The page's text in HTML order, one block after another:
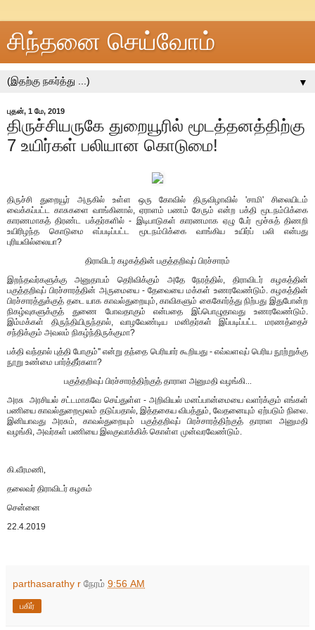
சிந்தனை செய்வோம்
▼
புதன், 1 மே, 2019
திருச்சியருகே துறையூரில் மூடத்தனத்திற்கு
7 உயிர்கள் பலியான கொடுமை!
திருச்சி துறையூர் அருகில் உள்ள ஒரு கோவில் திருவிழாவில் 'சாமி' சிலையிடம்
வைக்கப்பட்ட காசுகளை வாங்கினால், ஏராளம் பணம் சேரும் என்ற பக்தி மூடநம்பிக்கை
காரணமாகத் திரண்ட பக்தர்களில் - இடிபாடுகள் காரணமாக ஏழு பேர் மூச்சுத் திணறி
உயிரிழந்த கொடுமை எப்படிப்பட்ட மூடநம்பிக்கை வாங்கிய உயிர்ப் பலி என்பது
புரியவில்லையா?
திராவிடர் கழகத்தின் பகுத்தறிவுப் பிரச்சாரம்
இறந்தவர்களுக்கு அனுதாபம் தெரிவிக்கும் அதே நேரத்தில், திராவிடர் கழகத்தின்
பகுத்தறிவுப் பிரச்சாரத்தின் அருமையை - தேவையை மக்கள் உணரவேண்டும். கழகத்தின்
பிரச்சாரத்துக்குத் தடை யாக காவல்துறையும், காவிகளும் கைகோர்த்து நிற்பது இதுபோன்ற
நிகழ்வுகளுக்குத் துணை போவதாகும் என்பதை இப்பொழுதாவது உணரவேண்டும்.
இம்மக்கள் திருந்தியிருந்தால், வாழவேண்டிய மனிதர்கள் இப்படிப்பட்ட மரணத்தைச்
சந்திக்கும் அவலம் நிகழ்ந்திருக்குமா?
பக்தி வந்தால் புத்தி போகும்'' என்று தந்தை பெரியார் கூறியது - எவ்வளவுப் பெரிய நூற்றுக்கு
நூறு உண்மை பார்த்தீர்களா?
பகுத்தறிவுப் பிரச்சாரத்திற்குத் தாராள அனுமதி வழங்கி...
அரசு அரசியல் சட்டமாகவே செய்துள்ள -அறிவியல் மனப்பான்மையை வளர்க்கும் எங்கள்
பணியை காவல்துறைமூலம் தடுப்பதால், இத்தகைய விபத்தும், வேதனையும் ஏற்படும் நிலை.
இனியாவது அரசும், காவல்துறையும் பகுத்தறிவுப் பிரச்சாரத்திற்குத் தாராள அனுமதி
வழங்கி, அவர்கள் பணியை இலகுவாக்கிக் கொள்ள முன்வரவேண்டும்.
கி.வீரமணி,
தலைவர் திராவிடர் கழகம்
சென்னை
22.4.2019
parthasarathy r நேரம் 9:56 AM
பகிர்